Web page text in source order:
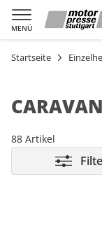
MENÜ
Warenkorb
Startseite
88 Artikel